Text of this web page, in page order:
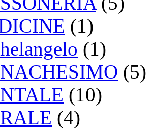
(1)
(1)
(5)
(10)
(4)